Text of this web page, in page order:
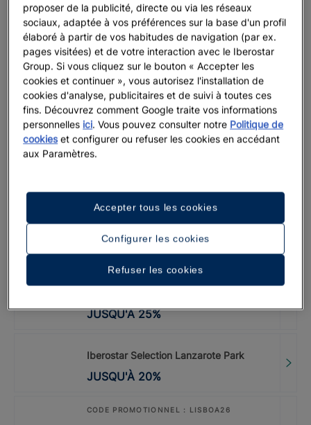
TUNISIE
Iberostar Selection Kuriat Palace
JUSQU'À 30%
CODE PROMOTIONNEL : LASTMINUTE
Iberostar Waves Playa Gaviotas |
Fuerteventura
JUSQU'À 20%
Iberostar Selection Kantaoui Bay |
Sousse
JUSQU'À 0 €
CODE PROMOTIONNEL : LASTMINUTE
JUSQU'À 25%
Iberostar Selection Lanzarote Park
JUSQU'À 20%
CODE PROMOTIONNEL : LISBOA26
proposer de la publicité, directe ou via les réseaux
sociaux, adaptée à vos préférences sur la base d'un profil
élaboré à partir de vos habitudes de navigation (par ex.
pages visitées) et de votre interaction avec le Iberostar
Group. Si vous cliquez sur le bouton « Accepter les
cookies et continuer », vous autorisez l'installation de
cookies d'analyse, publicitaires et de suivi à toutes ces
fins. Découvrez comment Google traite vos informations
personnelles ici. Vous pouvez consulter notre Politique de
cookies et configurer ou refuser les cookies en accédant
aux Paramètres.
Configurer les cookies
Refuser les cookies
Accepter tous les cookies